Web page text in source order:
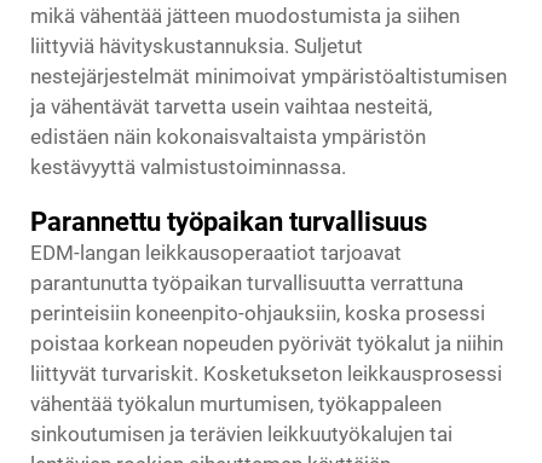
mikä vähentää jätteen muodostumista ja siihen
liittyviä hävityskustannuksia. Suljetut
nestejärjestelmät minimoivat ympäristöaltistumisen
ja vähentävät tarvetta usein vaihtaa nesteitä,
edistäen näin kokonaisvaltaista ympäristön
kestävyyttä valmistustoiminnassa.
Parannettu työpaikan turvallisuus
EDM-langan leikkausoperaatiot tarjoavat
parantunutta työpaikan turvallisuutta verrattuna
perinteisiin koneenpito-ohjauksiin, koska prosessi
poistaa korkean nopeuden pyörivät työkalut ja niihin
liittyvät turvariskit. Kosketukseton leikkausprosessi
vähentää työkalun murtumisen, työkappaleen
sinkoutumisen ja terävien leikkuutyökalujen tai